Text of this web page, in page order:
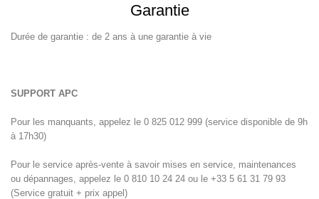
Garantie
Durée de garantie : de 2 ans à une garantie à vie
SUPPORT APC
Pour les manquants, appelez le 0 825 012 999 (service disponible de 9h
à 17h30)
Pour le service après-vente à savoir mises en service, maintenances
ou dépannages, appelez le 0 810 10 24 24 ou le +33 5 61 31 79 93
(Service gratuit + prix appel)